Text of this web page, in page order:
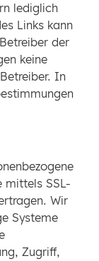
lediglich
Links kann
der
keine
In
mittels SSL-
Wir
Systeme
Zugriff,